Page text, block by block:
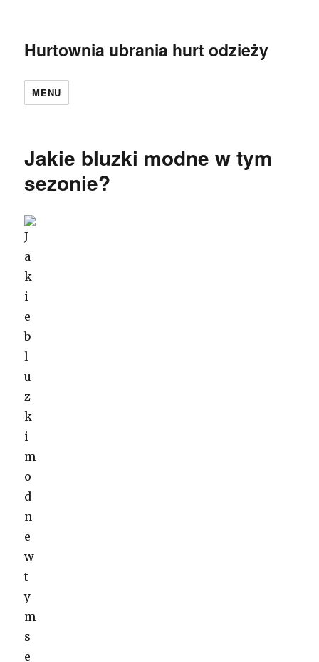
Hurtownia ubrania hurt odzieży
MENU
Jakie bluzki modne w tym
sezonie?